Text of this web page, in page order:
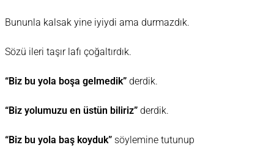
Bununla kalsak yine iyiydi ama durmazdık.
Sözü ileri taşır lafı çoğaltırdık.
“Biz bu yola boşa gelmedik” derdik.
“Biz yolumuzu en üstün biliriz” derdik.
“Biz bu yola baş koyduk” söylemine tutunup